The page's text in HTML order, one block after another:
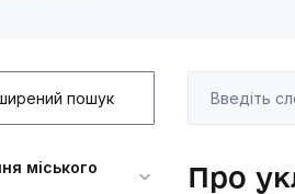
пошук
міського
Про